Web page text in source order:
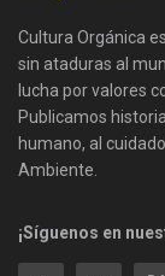
Cultura Orgánica
sin ataduras al
lucha por valores
Publicamos
humano, al
Ambiente.
¡Síguenos en